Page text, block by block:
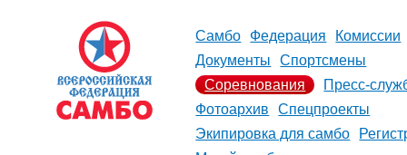
Самбо Федерация
Комиссии
Документы
Спортсмены
Соревнования
Пресс-
Фотоархив
Спецпроекты
Экипировка для самбо